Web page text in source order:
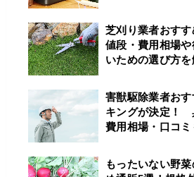
芝刈り業者おす
値段・費用相場
いための選び方を
害獣駆除業者お
キングが決定！
費用相場・口コ
もったいない野